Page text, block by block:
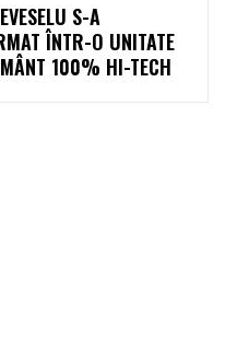
S-A
ÎNTR-O UNITATE
100% HI-TECH